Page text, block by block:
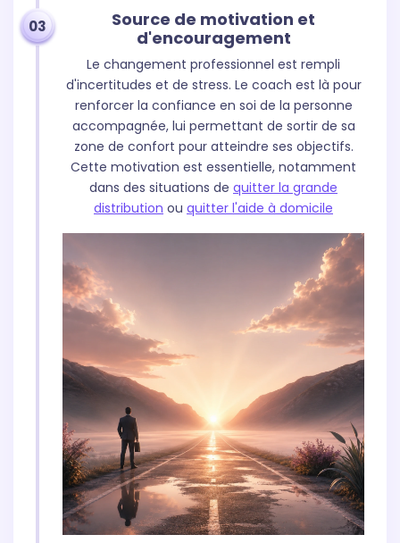
Source de motivation et
d'encouragement
Le changement professionnel est rempli
d'incertitudes et de stress. Le coach est là pour
renforcer la confiance en soi de la personne
accompagnée, lui permettant de sortir de sa
zone de confort pour atteindre ses objectifs.
Cette motivation est essentielle, notamment
dans des situations de quitter la grande
distribution ou quitter l'aide à domicile
03